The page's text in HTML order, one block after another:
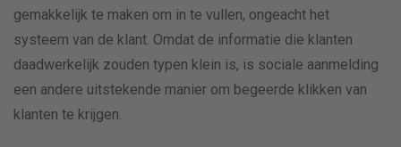
gemakkelijk te maken om in te vullen, ongeacht het
systeem van de klant. Omdat de informatie die klanten
daadwerkelijk zouden typen klein is, is sociale aanmelding
een andere uitstekende manier om begeerde klikken van
klanten te krijgen.